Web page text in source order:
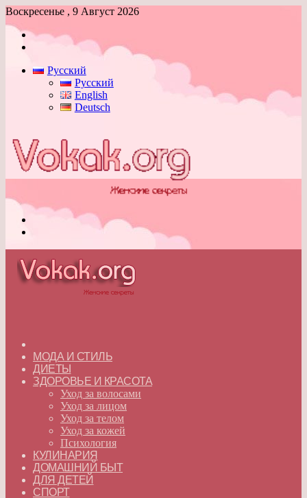
Воскресенье , 9 Август 2026
Войти
Русский
Русский
English
Deutsch
МОДА И СТИЛЬ
ДИЕТЫ
ЗДОРОВЬЕ И КРАСОТА
Уход за волосами
Уход за лицом
Уход за телом
Уход за кожей
Психология
КУЛИНАРИЯ
ДОМАШНИЙ БЫТ
ДЛЯ ДЕТЕЙ
СПОРТ